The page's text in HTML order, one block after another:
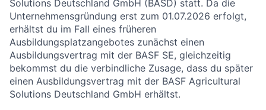
Solutions Deutschland GmbH (BASD) statt. Da die
Unternehmensgründung erst zum 01.07.2026 erfolgt,
erhältst du im Fall eines früheren
Ausbildungsplatzangebotes zunächst einen
Ausbildungsvertrag mit der BASF SE, gleichzeitig
bekommst du die verbindliche Zusage, dass du später
einen Ausbildungsvertrag mit der BASF Agricultural
Solutions Deutschland GmbH erhältst.